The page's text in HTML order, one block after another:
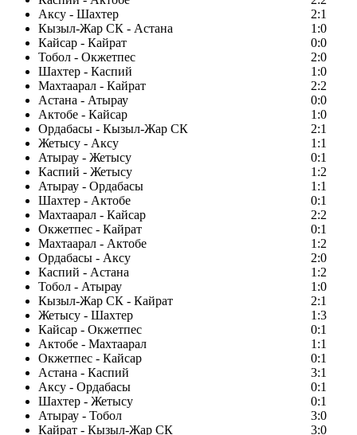
Аксу - Шахтер
2:1
Кызыл-Жар СК - Астана
1:0
Кайсар - Кайрат
0:0
Тобол - Окжетпес
2:0
Шахтер - Каспий
1:0
Махтаарал - Кайрат
2:2
Астана - Атырау
0:0
Актобе - Кайсар
1:0
Ордабасы - Кызыл-Жар СК
2:1
Жетысу - Аксу
1:1
Атырау - Жетысу
0:1
Каспий - Жетысу
1:2
Атырау - Ордабасы
1:1
Шахтер - Актобе
0:1
Махтаарал - Кайсар
2:2
Окжетпес - Кайрат
0:1
Махтаарал - Актобе
1:2
Ордабасы - Аксу
2:0
Каспий - Астана
1:2
Тобол - Атырау
1:0
Кызыл-Жар СК - Кайрат
2:1
Жетысу - Шахтер
1:3
Кайсар - Окжетпес
0:1
Актобе - Махтаарал
1:1
Окжетпес - Кайсар
0:1
Астана - Каспий
3:1
Аксу - Ордабасы
0:1
Шахтер - Жетысу
0:1
Атырау - Тобол
3:0
Кайрат - Кызыл-Жар СК
3:0